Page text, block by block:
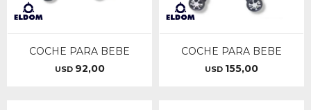
COCHE PARA BEBE
USD 92,00
COCHE PARA BEBE
USD 155,00